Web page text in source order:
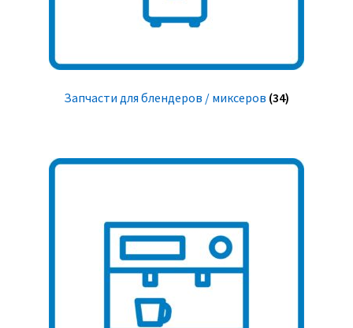
Запчасти для блендеров / миксеров (34)